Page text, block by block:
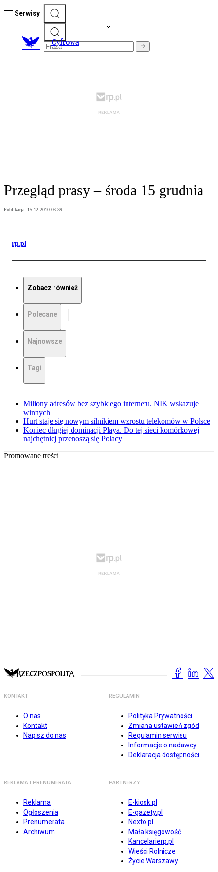
Serwisy
Cyfrowa
Przegląd prasy – środa 15 grudnia
Publikacja: 15.12.2010 08:39
rp.pl
Zobacz również
Polecane
Najnowsze
Tagi
Miliony adresów bez szybkiego internetu. NIK wskazuje
winnych
Hurt staje się nowym silnikiem wzrostu telekomów w Polsce
Koniec długiej dominacji Playa. Do tej sieci komórkowej
najchętniej przenoszą się Polacy
Promowane treści
KONTAKT
O nas
Kontakt
Napisz do nas
REGULAMIN
Polityka Prywatności
Zmiana ustawień zgód
Regulamin serwisu
Informacje o nadawcy
Deklaracja dostępności
REKLAMA I PRENUMERATA
Reklama
Ogłoszenia
Prenumerata
Archiwum
PARTNERZY
E-kiosk.pl
E-gazety.pl
Nexto.pl
Mała księgowość
Kancelarierp.pl
Wieści Rolnicze
Życie Warszawy